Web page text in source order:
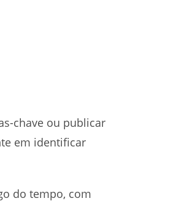
chave ou publicar
em identificar
do tempo, com